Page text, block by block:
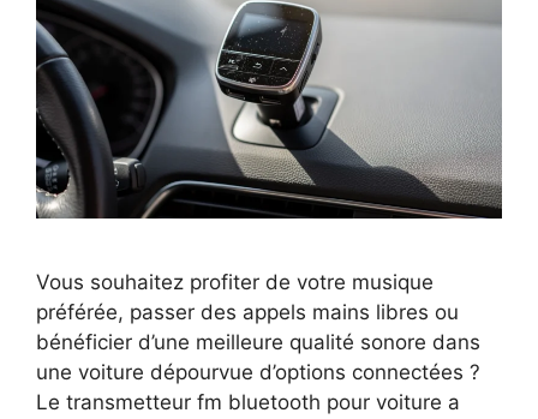
Vous souhaitez profiter de votre musique
préférée, passer des appels mains libres ou
bénéficier d’une meilleure qualité sonore dans
une voiture dépourvue d’options connectées ?
Le transmetteur fm bluetooth pour voiture a